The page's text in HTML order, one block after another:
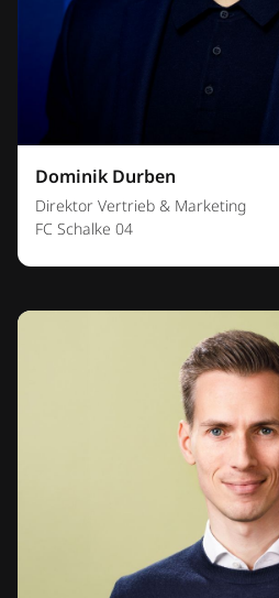
Dominik Durben
Direktor Vertrieb & Marketing
FC Schalke 04